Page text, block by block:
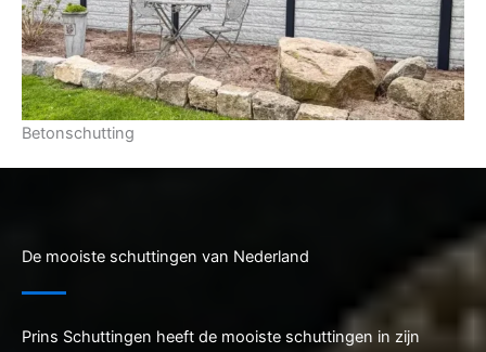
Betonschutting
De mooiste schuttingen van Nederland
Prins Schuttingen heeft de mooiste schuttingen in zijn